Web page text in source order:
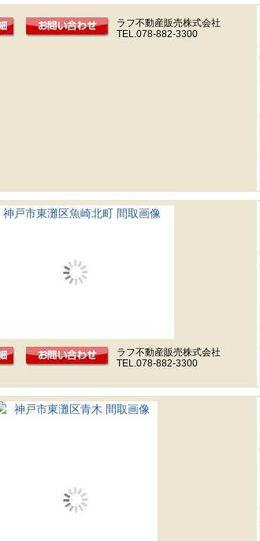
ラフ不動産販売株式会社
TEL.078-882-3300
ラフ不動産販売株式会社
TEL.078-882-3300